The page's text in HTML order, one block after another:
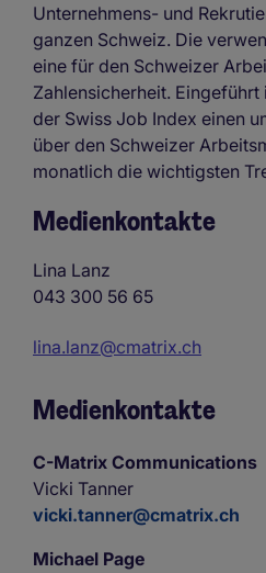
Unternehmens- und
ganzen Schweiz. Die
eine für den Schweizer
Zahlensicherheit.
der Swiss Job Index einen
über den Schweizer
monatlich die wichtigsten
Medienkontakte
Lina Lanz
043 300 56 65
lina.lanz@cmatrix.ch
Medienkontakte
C-Matrix Communications
Vicki Tanner
vicki.tanner@cmatrix.ch
Michael Page